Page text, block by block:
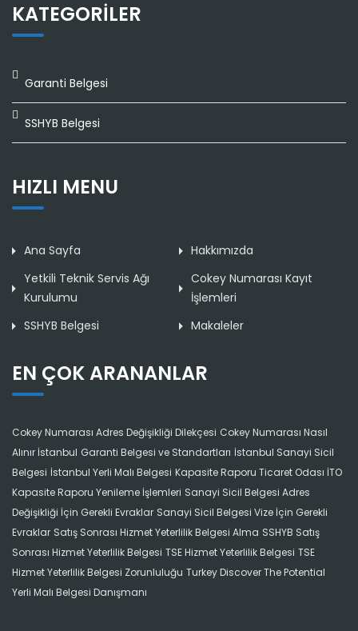
KATEGORILER
Garanti Belgesi
SSHYB Belgesi
HIZLI MENU
Ana Sayfa
Hakkımızda
Yetkili Teknik Servis Ağı
Kurulumu
Cokey Numarası Kayıt
İşlemleri
SSHYB Belgesi
Makaleler
EN ÇOK ARANANLAR
Cokey Numarası Adres Değişikliği Dilekçesi Cokey Numarası Nasıl
Alınır İstanbul Garanti Belgesi ve Standartları İstanbul Sanayi Sicil
Belgesi İstanbul Yerli Malı Belgesi Kapasite Raporu Ticaret Odası İTO
Kapasite Raporu Yenileme İşlemleri Sanayi Sicil Belgesi Adres
Değişikliği İçin Gerekli Evraklar Sanayi Sicil Belgesi Vize İçin Gerekli
Evraklar Satış Sonrası Hizmet Yeterlilik Belgesi Alma SSHYB Satış
Sonrası Hizmet Yeterlilik Belgesi TSE Hizmet Yeterlilik Belgesi TSE
Hizmet Yeterlilik Belgesi Zorunluluğu Turkey Discover The Potential
Yerli Malı Belgesi Danışmanı